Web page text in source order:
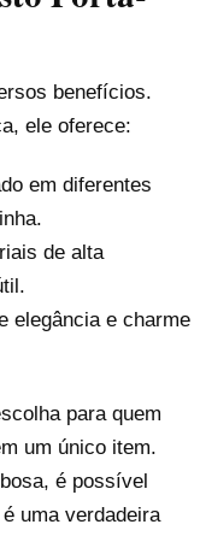
benefícios.
ele oferece:
em diferentes
de alta
elegância e charme
para quem
um único item.
é possível
uma verdadeira